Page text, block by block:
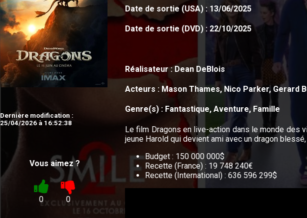
Dernière modification :
25/04/2026 à 16:52:38
Vous aimez ?
0 0
Date de sortie (USA) : 13/06/2025
Date de sortie (DVD) : 22/10/2025
Réalisateur : Dean DeBlois
Acteurs : Mason Thames, Nico Parker, Gerard
Genre(s) : Fantastique, Aventure, Famille
Le film Dragons en live-action dans le monde des
jeune Harold qui devient ami avec un dragon
Budget : 150 000 000$
Recette (France) : 19 748 240€
Recette (International) : 636 596 299$